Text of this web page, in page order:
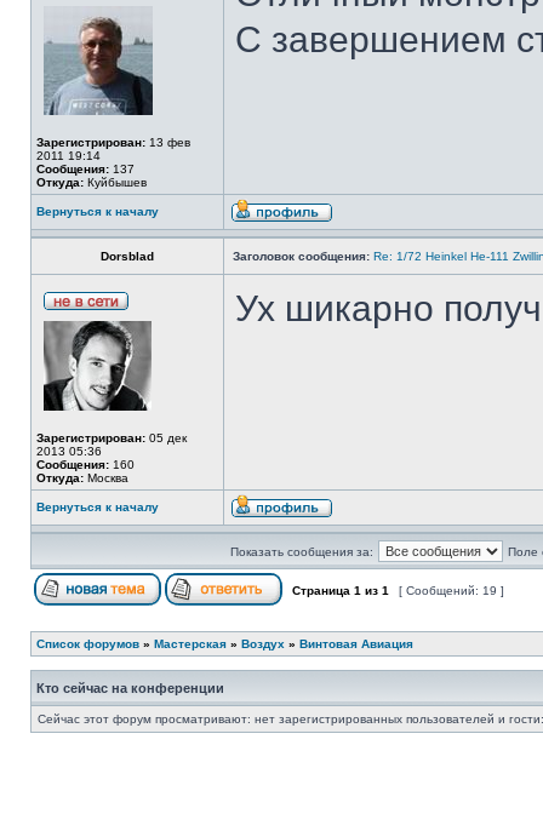
Зарегистрирован: 13 фев
2011 19:14
Сообщения: 137
Откуда: Куйбышев
С завершением
Вернуться к началу
Dorsblad Заголовок сообщения: Re: 1/72 Heinkel He-111
Зарегистрирован: 05 дек
2013 05:36
Сообщения: 160
Откуда: Москва
Ух шикарно
Вернуться к началу
Показать сообщения за: Поле
Страница 1 из 1 [ Сообщений: 19 ]
Список форумов » Мастерская » Воздух » Винтовая Авиация
Кто сейчас на конференции
Сейчас этот форум просматривают: нет зарегистрированных пользователей и